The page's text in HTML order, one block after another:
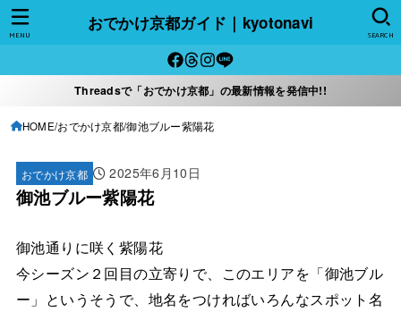
おでかけ京都ガイド｜kyotonavi
SEARCH
MENU
Threadsで「おでかけ京都」の最新情報を発信中!!
HOME おでかけ京都 御池ブルー紫陽花
おでかけ京都 2025年6月10日
御池ブルー紫陽花
御池通りに咲く紫陽花
今シーズン２回目の立寄りで、このエリアを「御池ブル
ー」というそうで、地名をつければいろんなスポット名